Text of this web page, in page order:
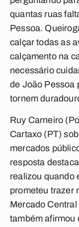
quantas ruas
Pessoa.
calçar todas as
calçamento na
necessário
de João Pessoa
tornem
Ruy Carneiro
Cartaxo (PT)
mercados
resposta
realizou quando
prometeu trazer
Mercado
também afirmou